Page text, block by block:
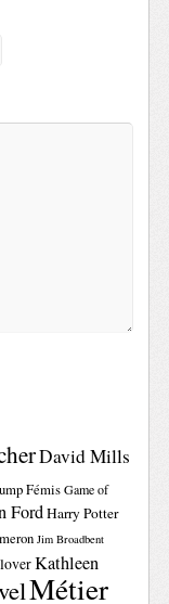
David Mills
Fémis Game of
FordHarry Potter
Jim Broadbent
Kathleen
Métier